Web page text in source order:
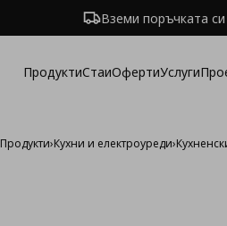
Вземи поръчката
ПродуктиСтаиОфертиУслуги
Продукти›Кухни и електроуреди›